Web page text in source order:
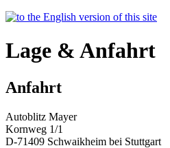
Lage & Anfahrt
Anfahrt
Autoblitz Mayer
Kornweg 1/1
D-71409 Schwaikheim bei Stuttgart